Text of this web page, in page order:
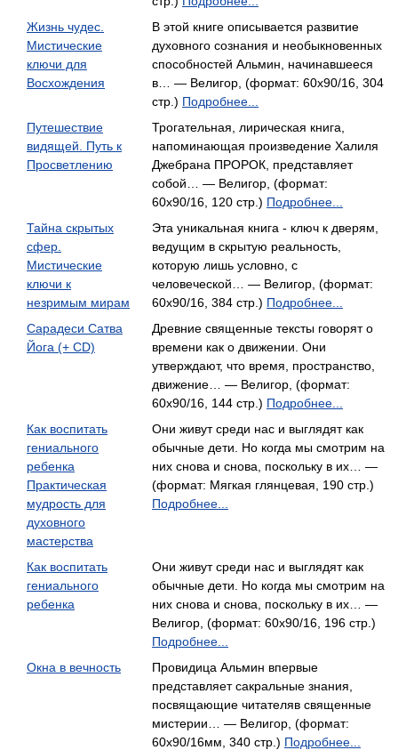
Жизнь чудес.
Мистические
ключи для
Восхождения
В этой книге описывается развитие
духовного сознания и необыкновенных
способностей Альмин, начинавшееся
в… — Велигор, (формат: 60x90/16, 304
стр.) Подробнее...
Путешествие
видящей. Путь к
Просветлению
Трогательная, лирическая книга,
напоминающая произведение Халиля
Джебрана ПРОРОК, представляет
собой… — Велигор, (формат:
60x90/16, 120 стр.) Подробнее...
Тайна скрытых
сфер.
Мистические
ключи к
незримым мирам
Эта уникальная книга - ключ к дверям,
ведущим в скрытую реальность,
которую лишь условно, с
человеческой… — Велигор, (формат:
60x90/16, 384 стр.) Подробнее...
Сарадеси Сатва
Йога (+ CD)
Древние священные тексты говорят о
времени как о движении. Они
утверждают, что время, пространство,
движение… — Велигор, (формат:
60x90/16, 144 стр.) Подробнее...
Как воспитать
гениального
ребенка
Практическая
мудрость для
духовного
мастерства
Они живут среди нас и выглядят как
обычные дети. Но когда мы смотрим на
них снова и снова, поскольку в их… —
(формат: Мягкая глянцевая, 190 стр.)
Подробнее...
Как воспитать
гениального
ребенка
Они живут среди нас и выглядят как
обычные дети. Но когда мы смотрим на
них снова и снова, поскольку в их… —
Велигор, (формат: 60x90/16, 196 стр.)
Подробнее...
Окна в вечность
Провидица Альмин впервые
представляет сакральные знания,
посвящающие читателяв священные
мистерии… — Велигор, (формат:
60x90/16мм, 340 стр.) Подробнее...